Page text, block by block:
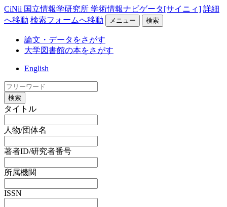
CiNii 国立情報学研究所 学術情報ナビゲータ[サイニィ] 詳細
へ移動 検索フォームへ移動 メニュー 検索
論文・データをさがす
大学図書館の本をさがす
English
検索
タイトル
人物/団体名
著者ID/研究者番号
所属機関
ISSN